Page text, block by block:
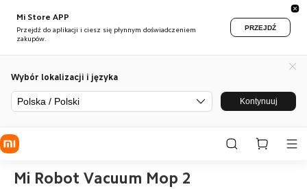
Mi Store APP
Przejdź do aplikacji i ciesz się płynnym doświadczeniem
zakupów.
PRZEJDŹ
Wybór lokalizacji i języka
Polska / Polski Kontynuuj
Mi Robot Vacuum Mop 2